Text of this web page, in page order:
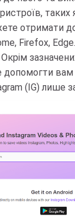
отримати
Firefox,
вам
(IG) лише